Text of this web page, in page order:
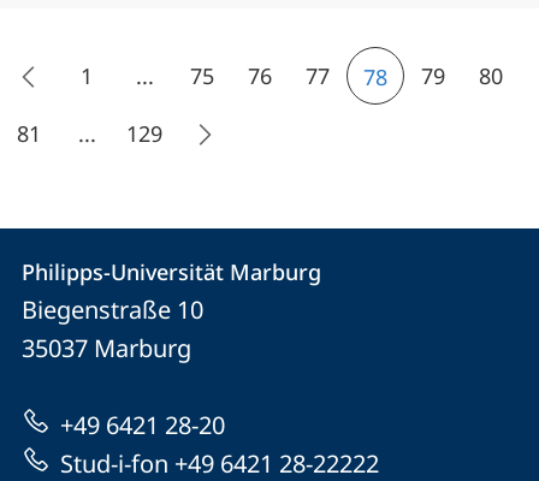
1 ... 75 76 77 78 79
80
81
... 129
Kontakt
und
Informationen
zur
Website
Kontaktinformationen
Philipps-
Universität
Marburg
Philipps-Universität Marburg
Biegenstraße 10
35037 Marburg
+49 6421 28-20
Stud-i-fon +49 6421 28-22222